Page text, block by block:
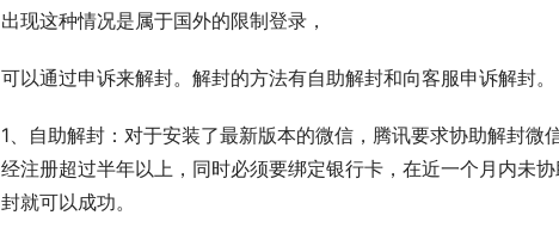
出现这种情况是属于国外的限制登录，
可以通过申诉来解封。解封的方法有自助解封和向客服申诉解封。
1、自助解封：对于安装了最新版本的微信，腾讯要求协助解封
经注册超过半年以上，同时必须要绑定银行卡，在近一个月内未
封就可以成功。